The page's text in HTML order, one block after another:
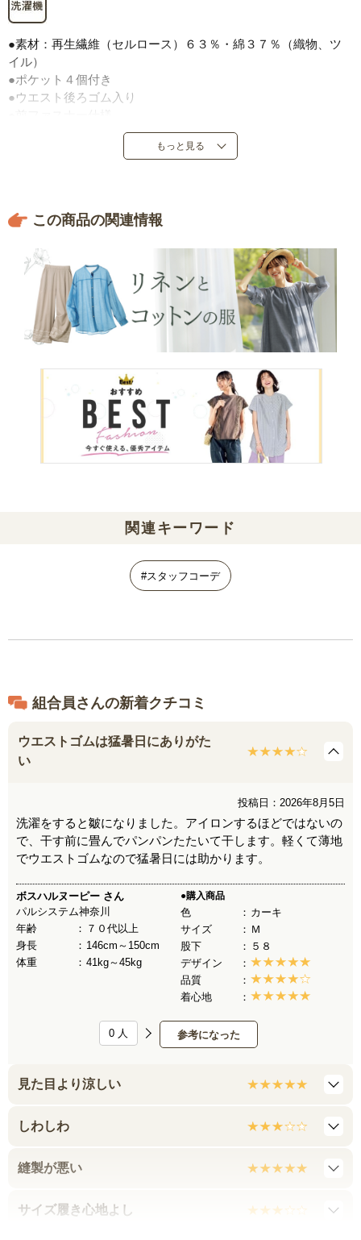
●素材：再生繊維（セルロース）６３％・綿３７％（織物、ツ
イル）
●ポケット４個付き
●ウエスト後ろゴム入り
もっと見る
この商品の関連情報
関連キーワード
#スタッフコーデ
組合員さんの新着クチコミ
ウエストゴムは猛暑日にありがた
い
投稿日：2026年8月5日
洗濯をすると皺になりました。アイロンするほどではないの
で、干す前に畳んでパンパンたたいて干します。軽くて薄地
でウエストゴムなので猛暑日には助かります。
ボスハルヌーピー さん
パルシステム神奈川
年齢
７０代以上
身長
146cm～150cm
体重
41kg～45kg
●購入商品
色
カーキ
サイズ
Ｍ
股下
５８
デザイン
品質
着心地
参考になった
0 人
見た目より涼しい
しわしわ
縫製が悪い
サイズ履き心地よし